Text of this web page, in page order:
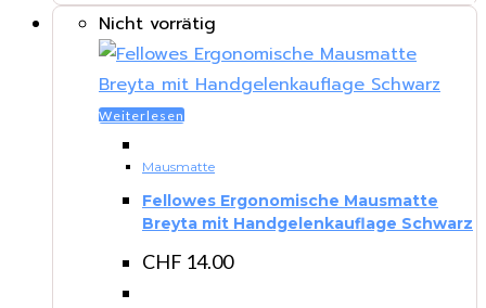
Nicht vorrätig
Weiterlesen
Mausmatte
Fellowes Ergonomische Mausmatte
Breyta mit Handgelenkauflage Schwarz
CHF 14.00